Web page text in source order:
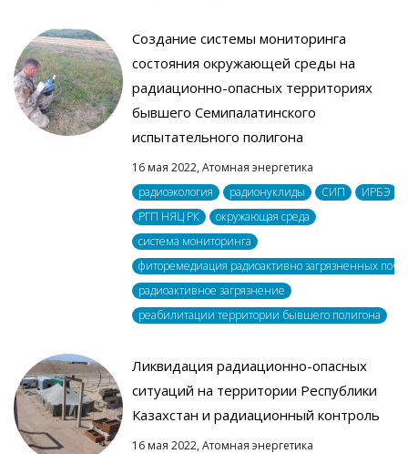
Создание системы мониторинга
состояния окружающей среды на
радиационно-опасных территориях
бывшего Семипалатинского
испытательного полигона
16 мая 2022, Атомная энергетика
радиоэкология
радионуклиды СИП
ИРБЭ
РГП НЯЦ РК
окружающая среда
система мониторинга
фиторемедиация радиоактивно загрязненных почв
радиоактивное загрязнение
реабилитации территории бывшего полигона
Ликвидация радиационно-опасных
ситуаций на территории Республики
Казахстан и радиационный контроль
16 мая 2022, Атомная энергетика